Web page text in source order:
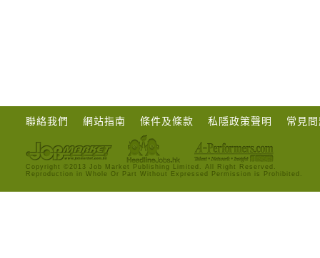
聯絡我們 網站指南 條件及條款 私隱政策聲明 常見
Copyright ©2013 Job Market Publishing Limited. All Right Reserved.
Reproduction in Whole Or Part Without Expressed Permission is Prohibited.